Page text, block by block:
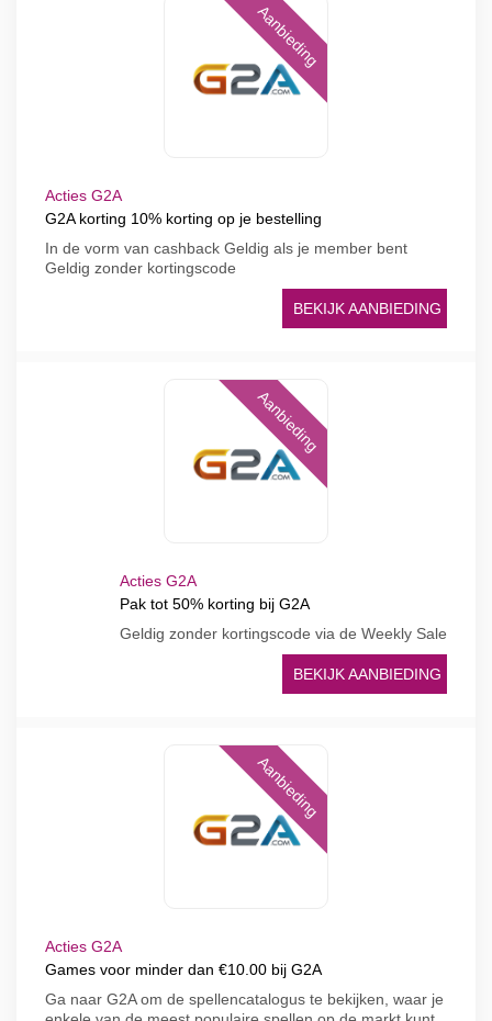
Aanbieding
Acties G2A
G2A korting 10% korting op je bestelling
In de vorm van cashback Geldig als je member bent
Geldig zonder kortingscode
BEKIJK AANBIEDING
Aanbieding
Acties G2A
Pak tot 50% korting bij G2A
Geldig zonder kortingscode via de Weekly Sale
BEKIJK AANBIEDING
Aanbieding
Acties G2A
Games voor minder dan €10.00 bij G2A
Ga naar G2A om de spellencatalogus te bekijken, waar je